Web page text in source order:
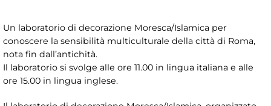
Un laboratorio di decorazione Moresca/Islamica per
conoscere la sensibilità multiculturale della città di Roma,
nota fin dall’antichità.
Il laboratorio si svolge alle ore 11.00 in lingua italiana e alle
ore 15.00 in lingua inglese.